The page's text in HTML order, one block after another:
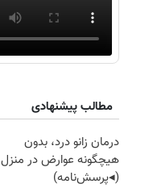
مطالب پیشنهادی
درمان زانو درد، بدون
هیچگونه عوارض در منزل
(◂پرسش‌نامه)